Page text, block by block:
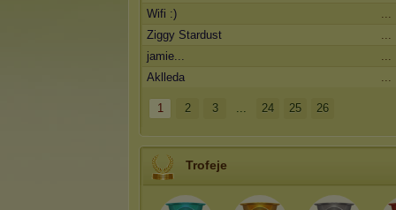
Wifi :)
...
Ziggy Stardust
...
jamie...
...
Aklleda
...
1 2 3 ... 24 25 26
Trofeje